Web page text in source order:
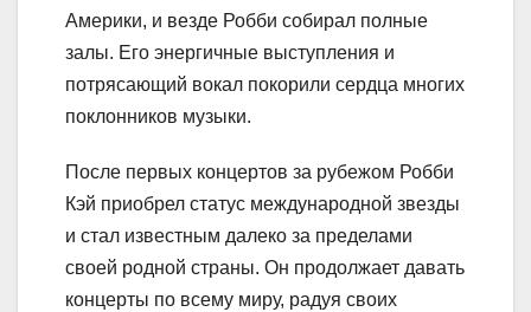
Америки, и везде Робби собирал полные
залы. Его энергичные выступления и
потрясающий вокал покорили сердца многих
поклонников музыки.
После первых концертов за рубежом Робби
Кэй приобрел статус международной звезды
и стал известным далеко за пределами
своей родной страны. Он продолжает давать
концерты по всему миру, радуя своих